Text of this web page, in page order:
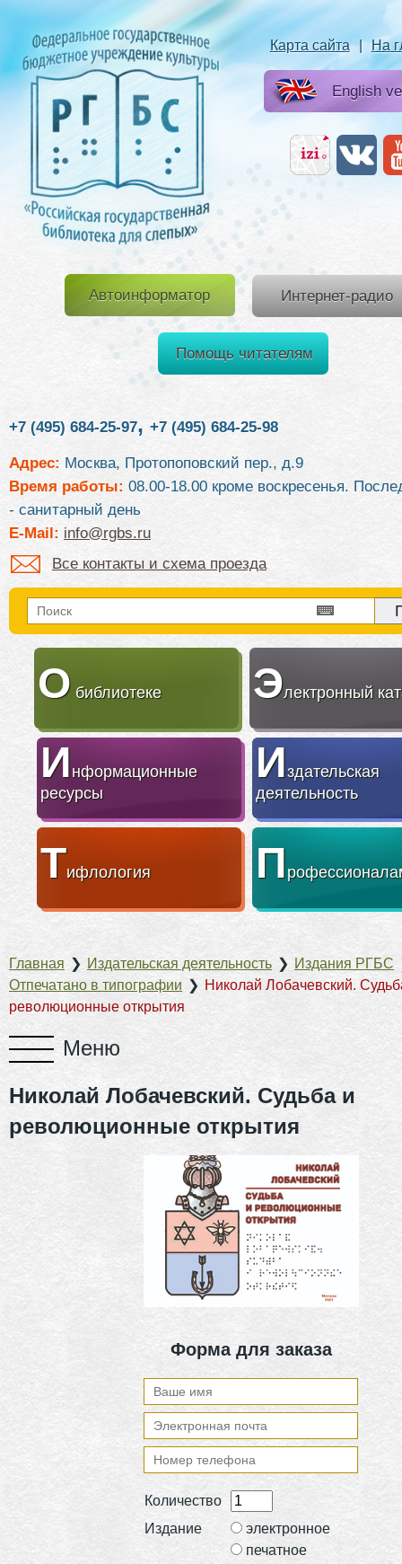
Карта сайта | На
English
Автоинформатор Интернет-радио
Помощь читателям
+7 (495) 684-25-97, +7 (495) 684-25-98
Адрес: Москва, Протопоповский пер., д.9
Время работы: 08.00-18.00 кроме воскресенья.
- санитарный день
E-Mail: info@rgbs.ru
Все контакты и схема проезда
О библиотеке Электронный
Информационные
ресурсы
Издательская
деятельность
Тифлология П
Главная ❯ Издательская деятельность ❯ Издания РГБС
Отпечатано в типографии ❯ Николай Лобачевский.
революционные открытия
Николай Лобачевский. Судьба и
революционные открытия
Форма для заказа
Количество
Издание
электронное
печатное